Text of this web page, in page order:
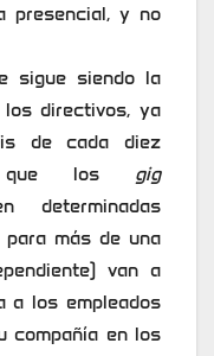
presencial, y no
sigue siendo la
directivos, ya
de cada diez
que los gig
más de una
van a
a los empleados
compañía en los